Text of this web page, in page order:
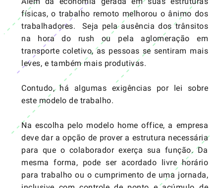
físicas, o trabalho remoto melhorou o ânimo dos
trabalhadores. Seja pela ausência dos trânsitos
na hora do rush ou pela aglomeração em
transporte coletivo, as pessoas se sentiram mais
leves, e também mais produtivas.
Contudo, há algumas exigências por lei sobre
este modelo de trabalho.
Na escolha pelo modelo home office, a empresa
deve dar a opção de prover a estrutura necessária
para que o colaborador exerça sua função. Da
mesma forma, pode ser acordado livre horário
para trabalho ou o cumprimento de uma jornada,